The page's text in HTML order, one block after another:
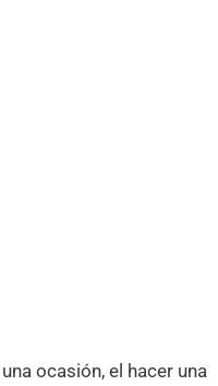
ocasión, el hacer una